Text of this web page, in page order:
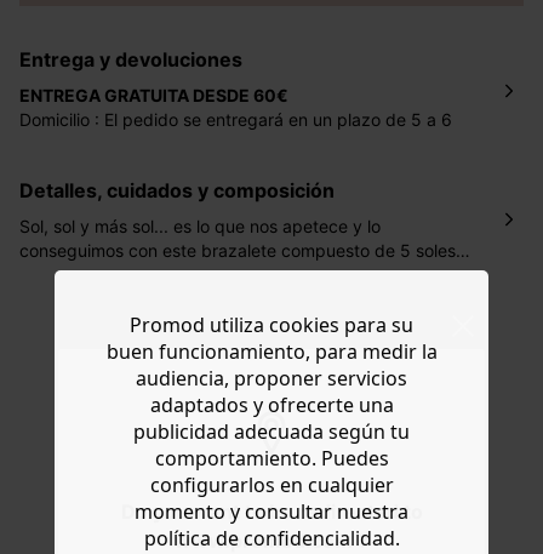
Do you want to be redirected to
www.promod.com ?
Entrega y devoluciones
ENTREGA GRATUITA DESDE 60€
Domicilio : El pedido se entregará en un plazo de 5 a 6
Mondial Relay : El pedido se entregará en un plazo de 5
días laborales en el punto de recogida indicado con un
precio de 3 € (envío a España) y de 4,50 € (envío a
Portugal) por pedidos inferiores a 60 €.
30 días
a partir de la fecha de recepción de
los artículos para devolverlos o cambiarlos.
Detalles, cuidados y composición
Sol, sol y más sol... es lo que nos apetece y lo
conseguimos con este brazalete compuesto de 5 soles
de metal dorado que podemos llevar durante todo el
con todos los outfits del armario, solo hay que remangar
un poco las mangas para lucirlo. Talla única. Bonita idea
Promod utiliza cookies para su
buen funcionamiento, para medir la
audiencia, proponer servicios
adaptados y ofrecerte una
publicidad adecuada según tu
comportamiento. Puedes
configurarlos en cualquier
momento y consultar nuestra
política de confidencialidad.